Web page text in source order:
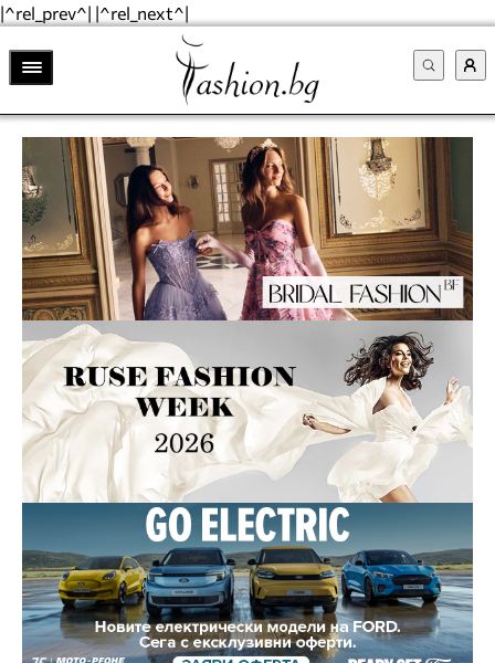
|^rel_prev^| |^rel_next^|